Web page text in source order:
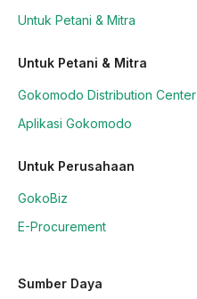
Untuk Petani & Mitra
Untuk Petani & Mitra
Gokomodo Distribution Center
Aplikasi Gokomodo
Untuk Perusahaan
GokoBiz
E-Procurement
Sumber Daya